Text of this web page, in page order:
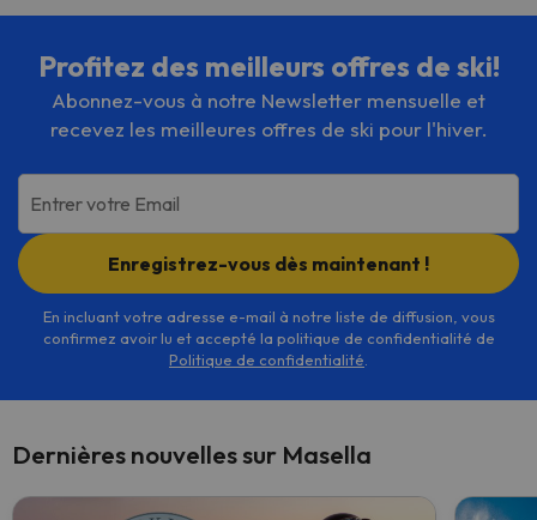
Profitez des meilleurs offres de ski!
Abonnez-vous à notre Newsletter mensuelle et
recevez les meilleures offres de ski pour l'hiver.
Entrer votre Email
Enregistrez-vous dès maintenant !
En incluant votre adresse e-mail à notre liste de diffusion, vous
confirmez avoir lu et accepté la politique de confidentialité de
Politique de confidentialité
Dernières nouvelles sur Masella